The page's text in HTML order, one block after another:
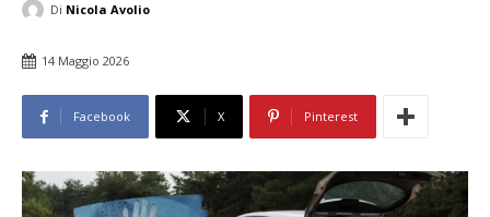
Di Nicola Avolio
14 Maggio 2026
Facebook X Pinterest